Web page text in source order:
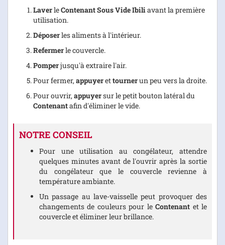
LaverleContenant Sous Vide Ibiliavant la première
utilisation.
Déposerles aliments à l'intérieur.
Refermerle couvercle.
Pomperjusqu'à extraire l'air.
Pour fermer,appuyerettournerun peu vers la droite.
Pour ouvrir,appuyersur le petit bouton latéral du
Contenantafin d'éliminer le vide.
NOTRE CONSEIL
Pour une utilisation au congélateur, attendre
quelques minutes avant de l'ouvrir après la sortie
du congélateur que le couvercle revienne à
température ambiante.
Un passage au lave-vaisselle peut provoquer des
changements de couleurs pour leContenant et le
couvercle et éliminer leur brillance.